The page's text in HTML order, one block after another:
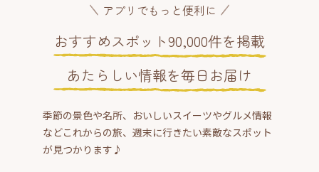
アプリでもっと便利に
おすすめスポット90,000件を掲載
あたらしい情報を毎日お届け
季節の景色や名所、おいしいスイーツやグルメ情報
などこれからの旅、週末に行きたい素敵なスポット
が見つかります♪